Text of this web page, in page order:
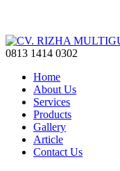
0813 1414 0302
Home
About Us
Services
Products
Gallery
Article
Contact Us